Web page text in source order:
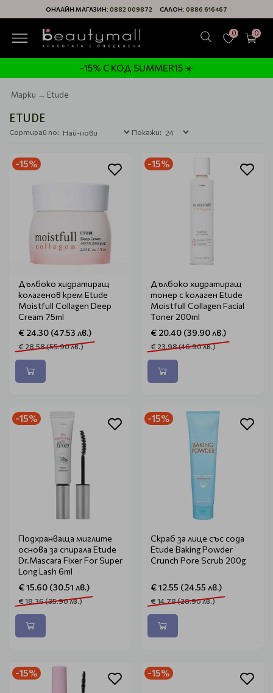
ОНЛАЙН МАГАЗИН: 0882 009872 САЛОН: 0886 616467
0 0
-15% С КОД SUMMER15 ☀️
Марки Etude
ETUDE
Сортирай по: Покажи:
-15%
Дълбоко хидратиращ
колагенов крем Etude
Moistfull Collagen Deep
Cream 75ml
€ 24.30 (47.53 лв.)
€ 28.58 (55.90 лв.)
-15%
Дълбоко хидратиращ
тонер с колаген Etude
Moistfull Collagen Facial
Toner 200ml
€ 20.40 (39.90 лв.)
€ 23.98 (46.90 лв.)
-15%
Подхранваща миглите
основа за спирала Etude
Dr.Mascara Fixer For Super
Long Lash 6ml
€ 15.60 (30.51 лв.)
€ 18.36 (35.90 лв.)
-15%
Скраб за лице със сода
Etude Baking Powder
Crunch Pore Scrub 200g
€ 12.55 (24.55 лв.)
€ 14.78 (28.90 лв.)
-15% -15%